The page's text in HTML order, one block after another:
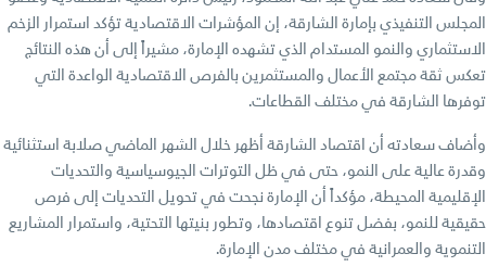
المجلس التنفيذي بإمارة الشارقة، إن المؤشرات الاقتصادية تؤكد استمرار الزخم
الاستثماري والنمو المستدام الذي تشهده الإمارة، مشيراً إلى أن هذه النتائج
تعكس ثقة مجتمع الأعمال والمستثمرين بالفرص الاقتصادية الواعدة التي
توفرها الشارقة في مختلف القطاعات.
وأضاف سعادته أن اقتصاد الشارقة أظهر خلال الشهر الماضي صلابة استثنائية
وقدرة عالية على النمو، حتى في ظل التوترات الجيوسياسية والتحديات
الإقليمية المحيطة، مؤكداً أن الإمارة نجحت في تحويل التحديات إلى فرص
حقيقية للنمو، بفضل تنوع اقتصادها، وتطور بنيتها التحتية، واستمرار المشاريع
التنموية والعمرانية في مختلف مدن الإمارة.